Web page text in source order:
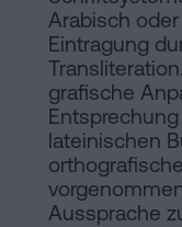
Arabisch
Eintragung
grafische
lateinischen
Aussprache